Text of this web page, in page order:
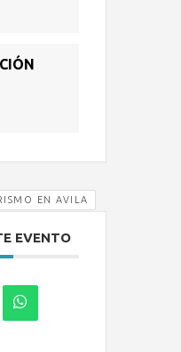
EN AVILA
EVENTO